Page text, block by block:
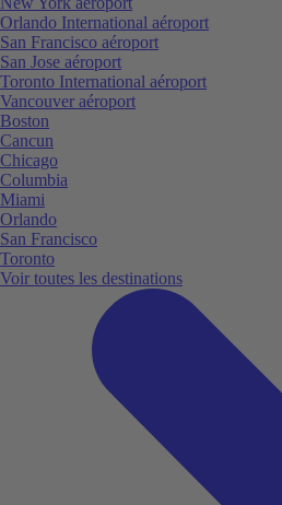
Orlando International aéroport
San Francisco aéroport
San Jose aéroport
Toronto International aéroport
Vancouver aéroport
Boston
Cancun
Chicago
Columbia
Miami
Orlando
San Francisco
Toronto
Voir toutes les destinations